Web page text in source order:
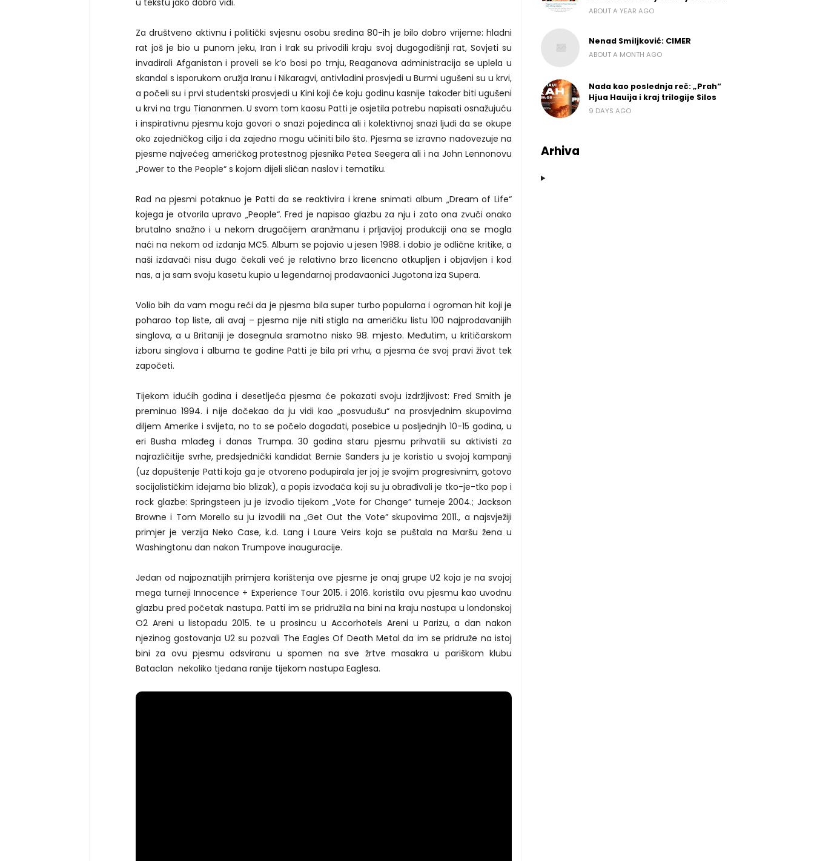
Za društveno aktivnu i politički svjesnu osobu sredina 80-ih je bilo dobro vrijeme: hladni
rat još je bio u punom jeku, Iran i Irak su privodili kraju svoj dugogodišnji rat, Sovjeti su
invadirali Afganistan i proveli se k’o bosi po trnju, Reaganova administracija se uplela u
skandal s isporukom oružja Iranu i Nikaragvi, antivladini prosvjedi u Burmi ugušeni su u krvi,
a počeli su i prvi studentski prosvjedi u Kini koji će koju godinu kasnije također biti ugušeni
u krvi na trgu Tiananmen. U svom tom kaosu Patti je osjetila potrebu napisati osnažujuću
i inspirativnu pjesmu koja govori o snazi pojedinca ali i kolektivnoj snazi ljudi da se okupe
oko zajedničkog cilja i da zajedno mogu učiniti bilo što. Pjesma se izravno nadovezuje na
pjesme najvećeg američkog protestnog pjesnika Petea Seegera ali i na John Lennonovu
„Power to the People“ s kojom dijeli sličan naslov i tematiku.
Rad na pjesmi potaknuo je Patti da se reaktivira i krene snimati album „Dream of Life“
kojega je otvorila upravo „People“. Fred je napisao glazbu za nju i zato ona zvuči onako
brutalno snažno i u nekom drugačijem aranžmanu i prljavijoj produkciji ona se mogla
naći na nekom od izdanja MC5. Album se pojavio u jesen 1988. i dobio je odlične kritike, a
naši izdavači nisu dugo čekali već je relativno brzo licencno otkupljen i objavljen i kod
nas, a ja sam svoju kasetu kupio u legendarnoj prodavaonici Jugotona iza Supera.
Volio bih da vam mogu reći da je pjesma bila super turbo popularna i ogroman hit koji je
poharao top liste, ali avaj – pjesma nije niti stigla na američku listu 100 najprodavanijih
singlova, a u Britaniji je dosegnula sramotno nisko 98. mjesto. Međutim, u kritičarskom
izboru singlova i albuma te godine Patti je bila pri vrhu, a pjesma će svoj pravi život tek
započeti.
Tijekom idućih godina i desetljeća pjesma će pokazati svoju izdržljivost: Fred Smith je
preminuo 1994. i nije dočekao da ju vidi kao „posvudušu“ na prosvjednim skupovima
diljem Amerike i svijeta, no to se počelo događati, posebice u posljednjih 10-15 godina, u
eri Busha mlađeg i danas Trumpa. 30 godina staru pjesmu prihvatili su aktivisti za
najrazličitije svrhe, predsjednički kandidat Bernie Sanders ju je koristio u svojoj kampanji
(uz dopuštenje Patti koja ga je otvoreno podupirala jer joj je svojim progresivnim, gotovo
socijalističkim idejama bio blizak), a popis izvođača koji su ju obrađivali je tko-je-tko pop i
rock glazbe: Springsteen ju je izvodio tijekom „Vote for Change” turneje 2004.; Jackson
Browne i Tom Morello su ju izvodili na „Get Out the Vote” skupovima 2011., a najsvježiji
primjer je verzija Neko Case, k.d. Lang i Laure Veirs koja se puštala na Maršu žena u
Washingtonu dan nakon Trumpove inauguracije.
Jedan od najpoznatijih primjera korištenja ove pjesme je onaj grupe U2 koja je na svojoj
mega turneji Innocence + Experience Tour 2015. i 2016. koristila ovu pjesmu kao uvodnu
glazbu pred početak nastupa. Patti im se pridružila na bini na kraju nastupa u londonskoj
O2 Areni u listopadu 2015. te u prosincu u Accorhotels Areni u Parizu, a dan nakon
njezinog gostovanja U2 su pozvali The Eagles Of Death Metal da im se pridruže na istoj
bini za ovu pjesmu odsviranu u spomen na sve žrtve masakra u pariškom klubu
Bataclan nekoliko tjedana ranije tijekom nastupa Eaglesa.
ABOUT A YEAR AGO
Nenad Smiljković: CIMER
ABOUT A MONTH AGO
Nada kao poslednja reč: „Prah“
Hjua Hauija i kraj trilogije Silos
9 DAYS AGO
Arhiva